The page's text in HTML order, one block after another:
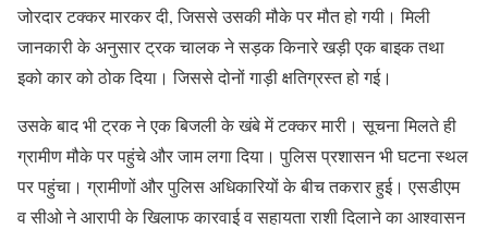
जोरदार टक्कर मारकर दी, जिससे उसकी मौके पर मौत हो गयी। मिली
जानकारी के अनुसार ट्रक चालक ने सड़क किनारे खड़ी एक बाइक तथा
इको कार को ठोक दिया। जिससे दोनों गाड़ी क्षतिग्रस्त हो गई।
उसके बाद भी ट्रक ने एक बिजली के खंबे में टक्कर मारी। सूचना मिलते ही
ग्रामीण मौके पर पहुंचे और जाम लगा दिया। पुलिस प्रशासन भी घटना स्थल
पर पहुंचा। ग्रामीणों और पुलिस अधिकारियों के बीच तकरार हुई। एसडीएम
व सीओ ने आरापी के खिलाफ कारवाई व सहायता राशी दिलाने का आश्वासन